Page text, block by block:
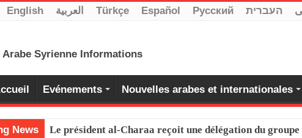
English العربية Türkçe Español Pусский העברית
Evénements Nouvelles arabes et internationales
News Le président al-Charaa reçoit une délégation du